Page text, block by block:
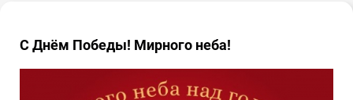
С Днём Победы! Мирного неба!